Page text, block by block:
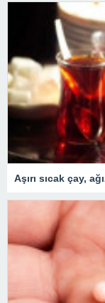
Aşırı sıcak çay,